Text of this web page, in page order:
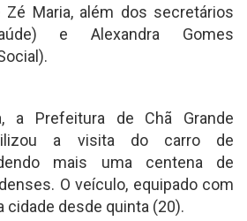
Maria, além dos secretários
e Alexandra Gomes
a Prefeitura de Chã Grande
a visita do carro de
mais uma centena de
O veículo, equipado com
cidade desde quinta (20).